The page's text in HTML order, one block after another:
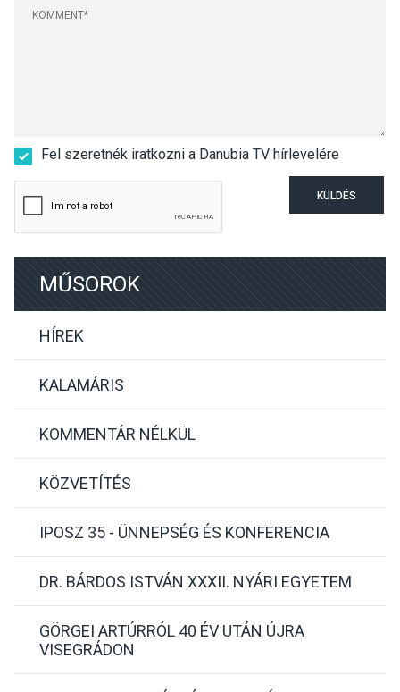
Fel szeretnék iratkozni a Danubia TV hírlevelére
KÜLDÉS
MŰSOROK
HÍREK
KALAMÁRIS
KOMMENTÁR NÉLKÜL
KÖZVETÍTÉS
IPOSZ 35 - ÜNNEPSÉG ÉS KONFERENCIA
DR. BÁRDOS ISTVÁN XXXII. NYÁRI EGYETEM
GÖRGEI ARTÚRRÓL 40 ÉV UTÁN ÚJRA
VISEGRÁDON